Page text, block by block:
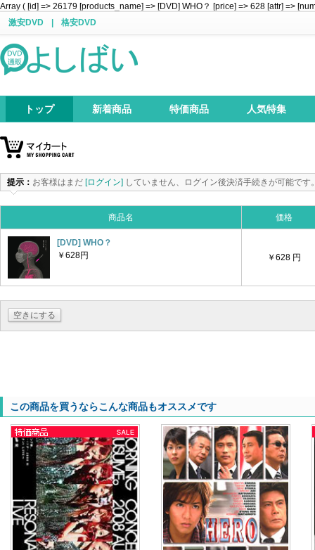
Array ( [id] => 26179 [products_name] => [DVD] WHO？ [price] => 628 [attr] =>
激安DVD
格安DVD
トップ 新着商品 特価商品 人気特集
提示： お客様はまだ [ログイン] していません、ログイン後決済手続きが可能です
商品名 価格
[DVD] WHO？
￥628円
￥628 円
空きにする
この商品を買うならこんな商品もオススメです